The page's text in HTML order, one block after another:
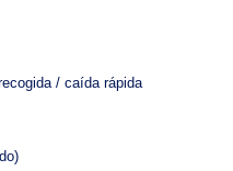
/ caída rápida